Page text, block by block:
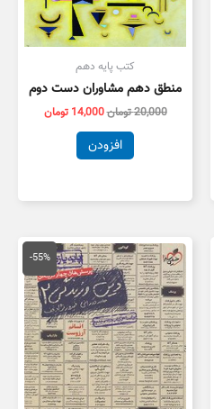
کتب پایه دهم
منطق دهم مشاوران دست دوم
20,000تومان14,000 تومان
افزودن
33,000 تومان
-55%
قیمت
اصلی
55,000 تومان
بود.
قیمت
فعلی
است.